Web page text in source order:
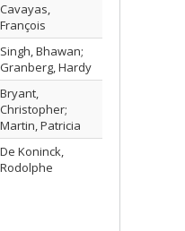
Cavayas,
François
Singh, Bhawan;
Granberg, Hardy
Bryant,
Christopher;
Martin, Patricia
De Koninck,
Rodolphe